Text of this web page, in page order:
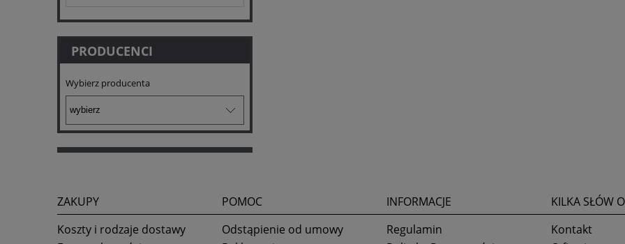
PRODUCENCI
Wybierz producenta
ZAKUPY
Koszty i rodzaje dostawy
POMOC
Odstąpienie od umowy
INFORMACJE
Regulamin
KILKA SŁÓW
Kontakt